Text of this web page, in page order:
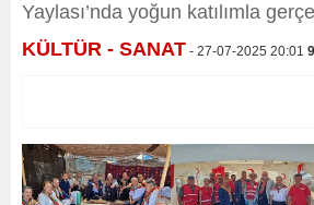
Yaylası’nda yoğun katılımla
KÜLTÜR - SANAT - 27-07-2025 20:01